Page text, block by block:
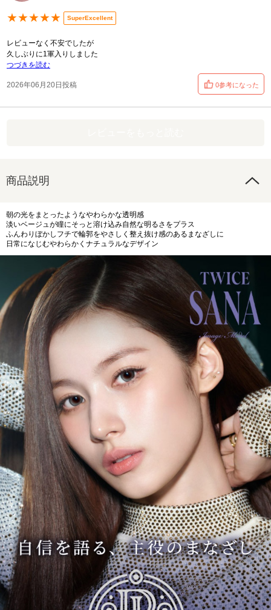
★★★★★ SuperExcellent
レビューなく不安でしたが
久しぶりに1軍入りしました
つづきを読む
2026年06月20日投稿 0参考になった
商品説明
朝の光をまとったようなやわらかな透明感
淡いベージュが瞳にそっと溶け込み自然な明るさをプラス
ふんわりぼかしフチで輪郭をやさしく整え抜け感のあるまなざしに
日常になじむやわらかくナチュラルなデザイン